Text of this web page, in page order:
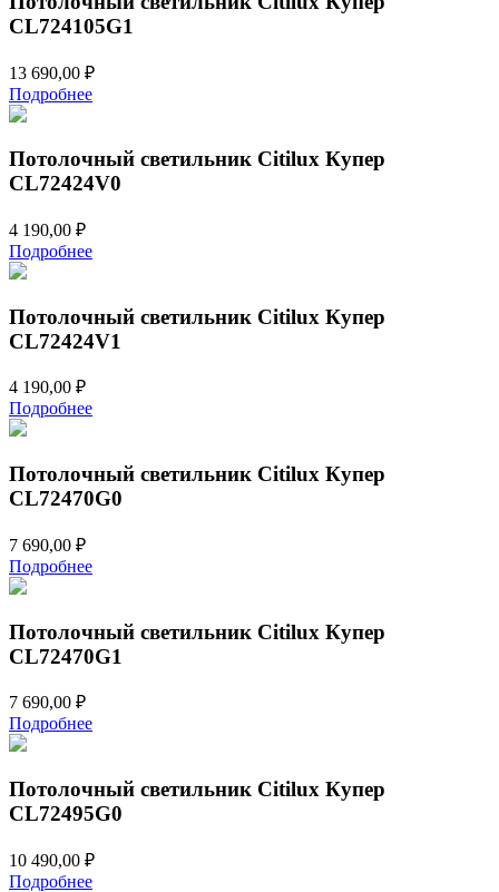
CL724105G1
13 690,00 ₽
Подробнее
Потолочный светильник Citilux Купер
CL72424V0
4 190,00 ₽
Подробнее
Потолочный светильник Citilux Купер
CL72424V1
4 190,00 ₽
Подробнее
Потолочный светильник Citilux Купер
CL72470G0
7 690,00 ₽
Подробнее
Потолочный светильник Citilux Купер
CL72470G1
7 690,00 ₽
Подробнее
Потолочный светильник Citilux Купер
CL72495G0
10 490,00 ₽
Подробнее